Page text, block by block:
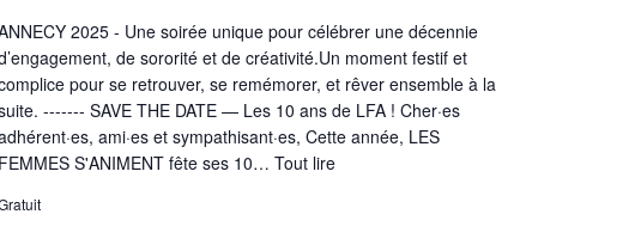
2025 - Une soirée unique pour célébrer une décennie
de sororité et de créativité.Un moment festif et
pour se retrouver, se remémorer, et rêver ensemble à la
------- SAVE THE DATE — Les 10 ans de LFA ! Cher·es
ami·es et sympathisant·es, Cette année, LES
FEMMES S'ANIMENT fête ses 10…Tout lire